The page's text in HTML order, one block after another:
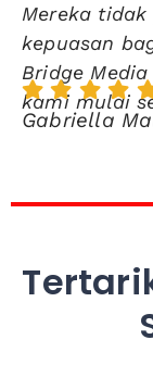
Mereka
kepuasan
Bridge
kami mulai
Gabriella